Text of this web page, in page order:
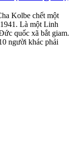
Kolbe chết một
Là một Linh
quốc xã bắt giam.
người khác phải